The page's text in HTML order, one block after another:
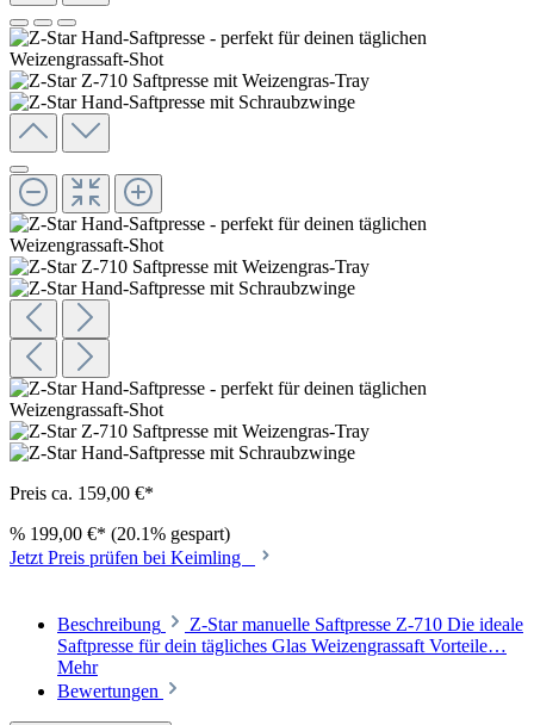
Preis ca. 159,00 €*
% 199,00 €* (20.1% gespart)
Jetzt Preis prüfen bei Keimling
Beschreibung
Z-Star manuelle Saftpresse Z-710 Die ideale
Saftpresse für dein tägliches Glas Weizengrassaft Vorteile…
Mehr
Bewertungen